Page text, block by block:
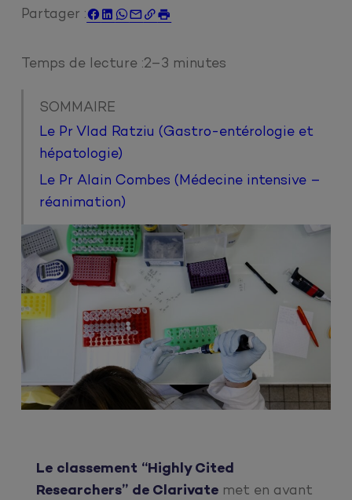
Partager :  
Temps de lecture :2–3 minutes
SOMMAIRE
Le Pr Vlad Ratziu (Gastro-entérologie et
hépatologie)
Le Pr Alain Combes (Médecine intensive –
réanimation)
Le classement “Highly Cited
Researchers” de Clarivate met en avant